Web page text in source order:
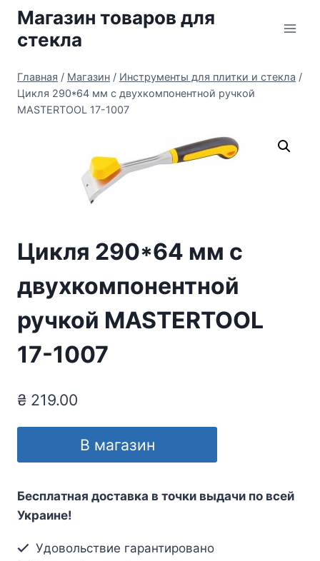
Перейти
содержимому
Магазин товаров для
стекла
Главная / Магазин / Инструменты для плитки и стекла /
Цикля 290*64 мм с двухкомпонентной ручкой
MASTERTOOL 17-1007
Цикля 290*64 мм с
двухкомпонентной
ручкой MASTERTOOL
17-1007
₴ 219.00
В магазин
Бесплатная доставка в точки выдачи по всей
Украине!
Удовольствие гарантировано